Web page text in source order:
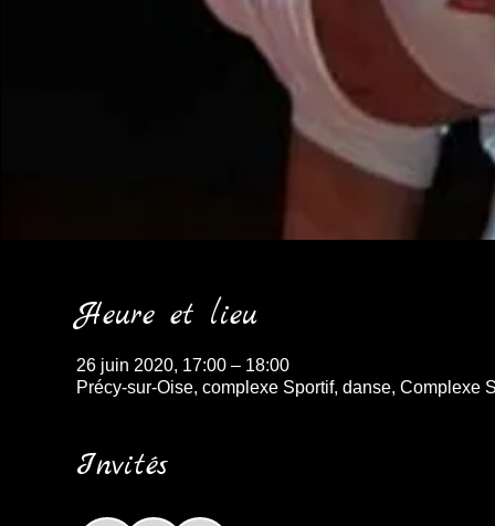
Heure et lieu
26 juin 2020, 17:00 – 18:00
Précy-sur-Oise, complexe Sportif, danse, Complexe
Invités